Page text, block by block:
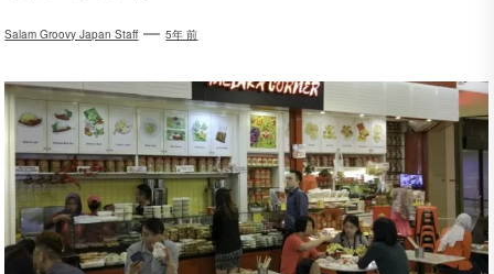
Salam Groovy Japan Staff 5年 前